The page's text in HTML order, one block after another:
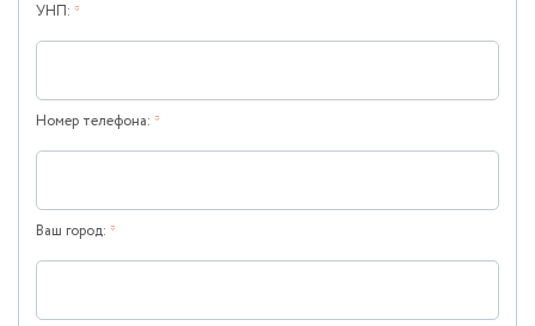
УНП: *
Номер телефона: *
Ваш город: *